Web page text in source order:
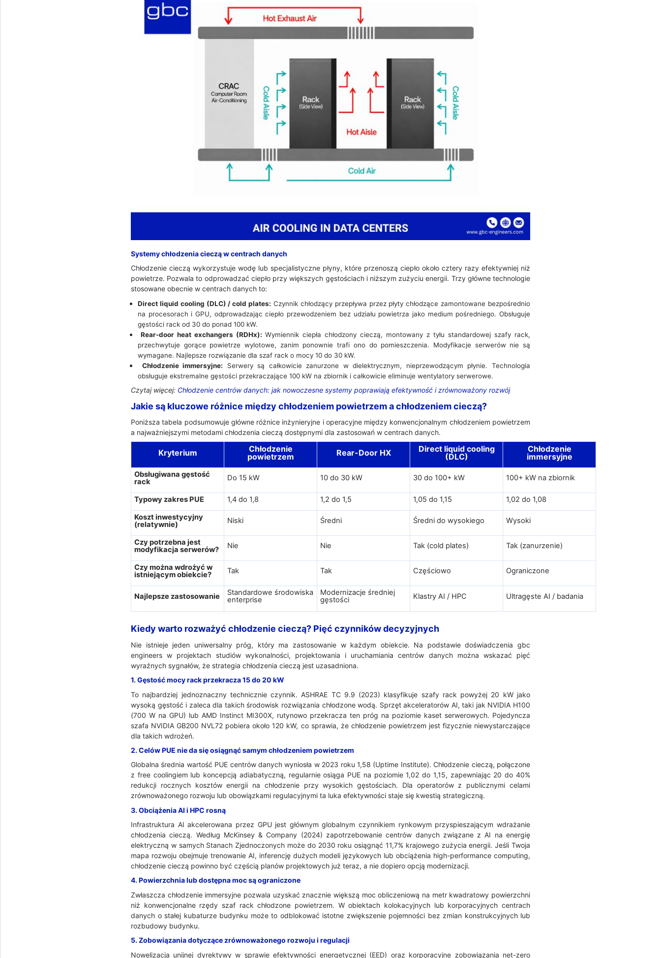
Systemy chłodzenia cieczą w centrach danych
Chłodzenie cieczą wykorzystuje wodę lub specjalistyczne płyny, które przenoszą ciepło około cztery razy efektywniej niż
powietrze. Pozwala to odprowadzać ciepło przy większych gęstościach i niższym zużyciu energii. Trzy główne technologie
stosowane obecnie w centrach danych to:
Direct liquid cooling (DLC) / cold plates: Czynnik chłodzący przepływa przez płyty chłodzące zamontowane bezpośrednio
na procesorach i GPU, odprowadzając ciepło przewodzeniem bez udziału powietrza jako medium pośredniego. Obsługuje
gęstości rack od 30 do ponad 100 kW.
Rear-door heat exchangers (RDHx): Wymiennik ciepła chłodzony cieczą, montowany z tyłu standardowej szafy rack,
przechwytuje gorące powietrze wylotowe, zanim ponownie trafi ono do pomieszczenia. Modyfikacje serwerów nie są
wymagane. Najlepsze rozwiązanie dla szaf rack o mocy 10 do 30 kW.
Chłodzenie immersyjne: Serwery są całkowicie zanurzone w dielektrycznym, nieprzewodzącym płynie. Technologia
obsługuje ekstremalne gęstości przekraczające 100 kW na zbiornik i całkowicie eliminuje wentylatory serwerowe.
Czytaj więcej: Chłodzenie centrów danych: jak nowoczesne systemy poprawiają efektywność i zrównoważony rozwój
Jakie są kluczowe różnice między chłodzeniem powietrzem a chłodzeniem cieczą?
Poniższa tabela podsumowuje główne różnice inżynieryjne i operacyjne między konwencjonalnym chłodzeniem powietrzem
a najważniejszymi metodami chłodzenia cieczą dostępnymi dla zastosowań w centrach danych.
Kryterium
Chłodzenie
powietrzem
Rear-Door HX
Direct liquid cooling
(DLC)
Chłodzenie
immersyjne
Obsługiwana gęstość
rack
Do 15 kW 10 do 30 kW 30 do 100+ kW 100+ kW na zbiornik
Typowy zakres PUE 1,4 do 1,8 1,2 do 1,5 1,05 do 1,15
1,02 do 1,08
Koszt inwestycyjny
(relatywnie)
Niski Średni Średni do wysokiego Wysoki
Czy potrzebna jest
modyfikacja serwerów?
Nie Nie Tak (cold plates) Tak (zanurzenie)
Czy można wdrożyć w
istniejącym obiekcie?
Tak Tak Częściowo Ograniczone
Najlepsze zastosowanie
Standardowe środowiska
enterprise
Modernizacje średniej
gęstości
Klastry AI / HPC Ultragęste AI / badania
Kiedy warto rozważyć chłodzenie cieczą? Pięć czynników decyzyjnych
Nie istnieje jeden uniwersalny próg, który ma zastosowanie w każdym obiekcie. Na podstawie doświadczenia gbc
engineers w projektach studiów wykonalności, projektowania i uruchamiania centrów danych można wskazać pięć
wyraźnych sygnałów, że strategia chłodzenia cieczą jest uzasadniona.
1. Gęstość mocy rack przekracza 15 do 20 kW
To najbardziej jednoznaczny technicznie czynnik. ASHRAE TC 9.9 (2023) klasyfikuje szafy rack powyżej 20 kW jako
wysoką gęstość i zaleca dla takich środowisk rozwiązania chłodzone wodą. Sprzęt akceleratorów AI, taki jak NVIDIA H100
(700 W na GPU) lub AMD Instinct MI300X, rutynowo przekracza ten próg na poziomie kaset serwerowych. Pojedyncza
szafa NVIDIA GB200 NVL72 pobiera około 120 kW, co sprawia, że chłodzenie powietrzem jest fizycznie niewystarczające
dla takich wdrożeń.
2. Celów PUE nie da się osiągnąć samym chłodzeniem powietrzem
Globalna średnia wartość PUE centrów danych wyniosła w 2023 roku 1,58 (Uptime Institute). Chłodzenie cieczą, połączone
z free coolingiem lub koncepcją adiabatyczną, regularnie osiąga PUE na poziomie 1,02 do 1,15, zapewniając 20 do 40%
redukcji rocznych kosztów energii na chłodzenie przy wysokich gęstościach. Dla operatorów z publicznymi celami
zrównoważonego rozwoju lub obowiązkami regulacyjnymi ta luka efektywności staje się kwestią strategiczną.
3. Obciążenia AI i HPC rosną
Infrastruktura AI akcelerowana przez GPU jest głównym globalnym czynnikiem rynkowym przyspieszającym wdrażanie
chłodzenia cieczą. Według McKinsey & Company (2024) zapotrzebowanie centrów danych związane z AI na energię
elektryczną w samych Stanach Zjednoczonych może do 2030 roku osiągnąć 11,7% krajowego zużycia energii. Jeśli Twoja
mapa rozwoju obejmuje trenowanie AI, inferencję dużych modeli językowych lub obciążenia high-performance computing,
chłodzenie cieczą powinno być częścią planów projektowych już teraz, a nie dopiero opcją modernizacji.
4. Powierzchnia lub dostępna moc są ograniczone
Zwłaszcza chłodzenie immersyjne pozwala uzyskać znacznie większą moc obliczeniową na metr kwadratowy powierzchni
niż konwencjonalne rzędy szaf rack chłodzone powietrzem. W obiektach kolokacyjnych lub korporacyjnych centrach
danych o stałej kubaturze budynku może to odblokować istotne zwiększenie pojemności bez zmian konstrukcyjnych lub
rozbudowy budynku.
5. Zobowiązania dotyczące zrównoważonego rozwoju i regulacji
Nowelizacja unijnej dyrektywy w sprawie efektywności energetycznej (EED) oraz korporacyjne zobowiązania net-zero